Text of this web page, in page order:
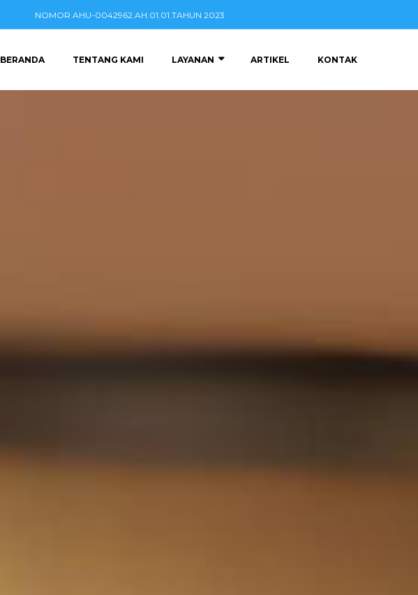
NOMOR AHU-0042962.AH.01.01.TAHUN 2023
BERANDA TENTANG KAMI LAYANAN ARTIKEL KONTAK